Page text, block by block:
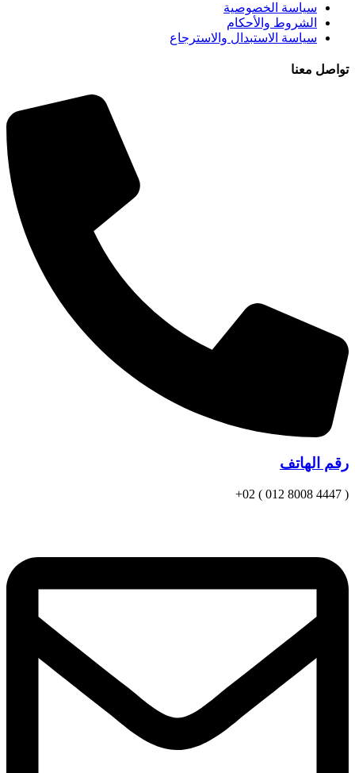
سياسة الخصوصية
الشروط والأحكام
سياسة الاستبدال والاسترجاع
تواصل معنا
رقم الهاتف
( 4447 8008 012 ) 02+